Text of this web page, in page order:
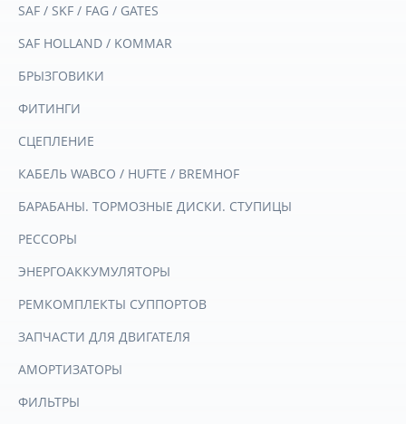
SAF / SKF / FAG / GATES
SAF HOLLAND / KOMMAR
БРЫЗГОВИКИ
ФИТИНГИ
СЦЕПЛЕНИЕ
КАБЕЛЬ WABCO / HUFTE / BREMHOF
БАРАБАНЫ. ТОРМОЗНЫЕ ДИСКИ. СТУПИЦЫ
РЕССОРЫ
ЭНЕРГОАККУМУЛЯТОРЫ
РЕМКОМПЛЕКТЫ СУППОРТОВ
ЗАПЧАСТИ ДЛЯ ДВИГАТЕЛЯ
АМОРТИЗАТОРЫ
ФИЛЬТРЫ